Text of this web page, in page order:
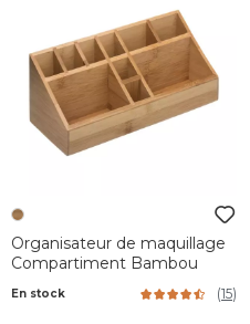
Organisateur de maquillage
Compartiment Bambou
En stock (15)